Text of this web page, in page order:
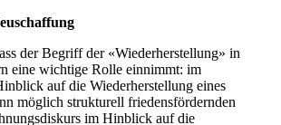
der Begriff der «Wiederherstellung» in
eine wichtige Rolle einnimmt: im
auf die Wiederherstellung eines
möglich strukturell friedensfördernden
im Hinblick auf die